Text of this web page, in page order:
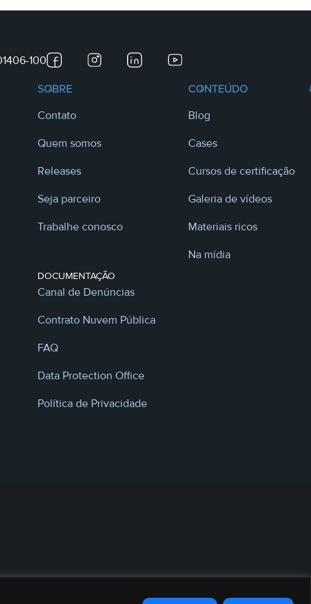
100
SOBRE
Contato
Quem somos
Releases
Seja parceiro
Trabalhe conosco
DOCUMENTAÇÃO
Canal de Denúncias
Contrato Nuvem Pública
FAQ
Data Protection Office
Política de Privacidade
CONTEÚDO
Blog
Cases
Cursos de certificação
Galeria de vídeos
Materiais ricos
Na mídia